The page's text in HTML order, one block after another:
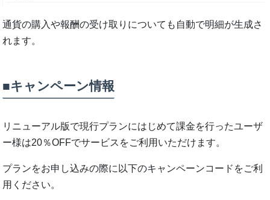
通貨の購⼊や報酬の受け取りについても⾃動で明細が⽣成さ
れます。
■キャンペーン情報
リニューアル版で現⾏プランにはじめて課⾦を⾏ったユーザ
ー様は20％OFFでサービスをご利⽤いただけます。
プランをお申し込みの際に以下のキャンペーンコードをご利
⽤ください。